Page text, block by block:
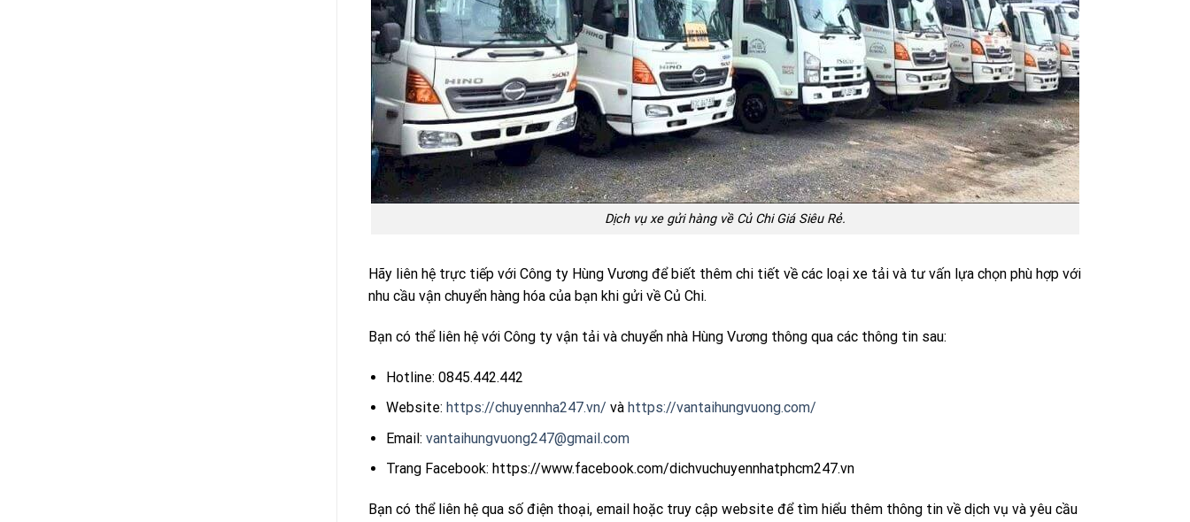
Dịch vụ xe gửi hàng về Củ Chi Giá Siêu Rẻ.
Hãy liên hệ trực tiếp với Công ty Hùng Vương để biết thêm chi tiết về các loại xe tải và tư vấn lựa chọn phù hợp với
nhu cầu vận chuyển hàng hóa của bạn khi gửi về Củ Chi.
Bạn có thể liên hệ với Công ty vận tải và chuyển nhà Hùng Vương thông qua các thông tin sau:
Hotline: 0845.442.442
Website:https://chuyennha247.vn/ vàhttps://vantaihungvuong.com/
Email:vantaihungvuong247@gmail.com
Trang Facebook: https://www.facebook.com/dichvuchuyennhatphcm247.vn
Bạn có thể liên hệ qua số điện thoại, email hoặc truy cập website để tìm hiểu thêm thông tin về dịch vụ và yêu cầu